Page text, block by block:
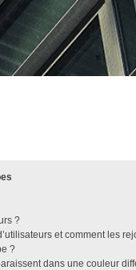
?
et comment les
?
dans une couleur